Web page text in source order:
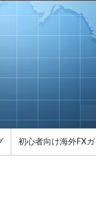
初心者向け海外FX